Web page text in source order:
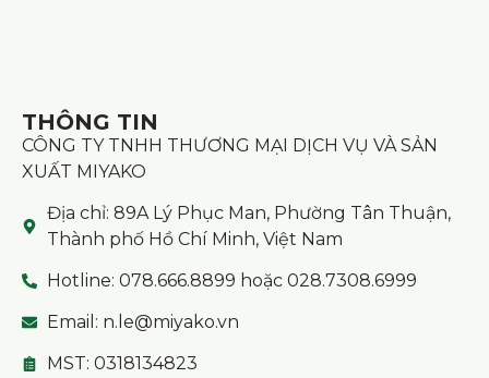
THÔNG TIN
CÔNG TY TNHH THƯƠNG MẠI DỊCH VỤ VÀ SẢN
XUẤT MIYAKO
Địa chỉ: 89A Lý Phục Man, Phường Tân Thuận,
Thành phố Hồ Chí Minh, Việt Nam
Hotline: 078.666.8899 hoặc 028.7308.6999
Email: n.le@miyako.vn
MST: 0318134823